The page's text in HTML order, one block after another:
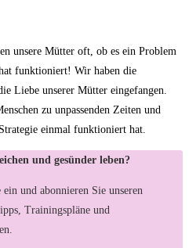
unsere Mütter oft, ob es ein Problem
funktioniert! Wir haben die
Liebe unserer Mütter eingefangen.
zu unpassenden Zeiten und
einmal funktioniert hat.
und gesünder leben?
und abonnieren Sie unseren
Trainingspläne und